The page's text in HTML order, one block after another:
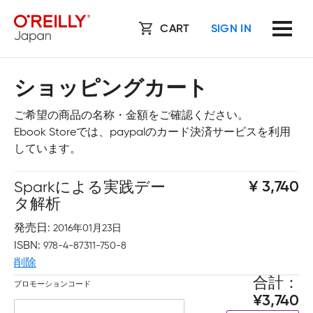
CART SIGN IN
ショッピングカート
ご希望の商品の名称・金額をご確認ください。
Ebook Storeでは、paypalのカード決済サービスを利用
しています。
Sparkによる実践デー
タ解析
発売日 2016年01月23日
ISBN 978-4-87311-750-8
削除
3,740
プロモーションコード
合計
3,740